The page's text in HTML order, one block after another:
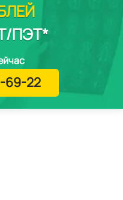
ПЭТ*
69-22